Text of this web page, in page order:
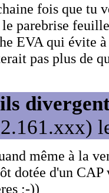
fois que tu
le parebrise
EVA qui évite
pas plus de
même à la
dotée d'un
;-))